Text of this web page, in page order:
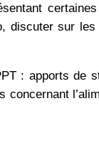
discuter sur
: apports de
concernant